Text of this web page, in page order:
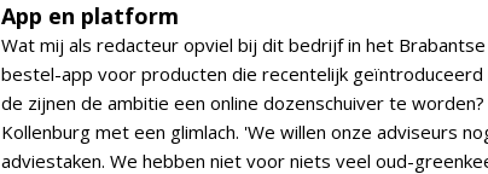
App en platform
Wat mij als redacteur opviel bij dit bedrijf in het
bestel-app voor producten die recentelijk geïntroduceerd
de zijnen de ambitie een online dozenschuiver te
Kollenburg met een glimlach. 'We willen onze adviseurs
adviestaken. We hebben niet voor niets veel oud-